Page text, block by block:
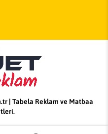
| Tabela Reklam ve Matbaa